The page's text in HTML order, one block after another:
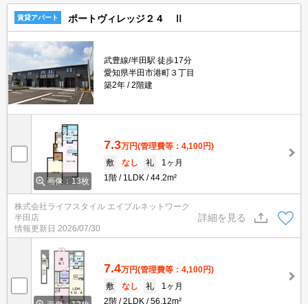
賃貸アパート ポートヴィレッジ２４ Ⅱ
武豊線/半田駅 徒歩17分
愛知県半田市港町３丁目
築2年
2階建
画像：13枚
7.3万円(管理費等：4,100円)
敷
なし 礼
1ヶ月
1階
1LDK 44.2m²
株式会社ライフスタイル エイブルネットワーク
半田店
情報更新日 2026/07/30
詳細を見る
7.4万円(管理費等：4,100円)
敷
なし 礼
1ヶ月
2階
2LDK 56.12m²